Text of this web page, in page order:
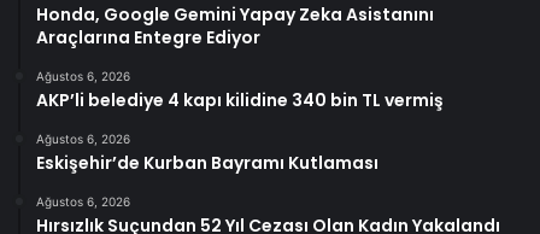
Honda, Google Gemini Yapay Zeka Asistanını
Araçlarına Entegre Ediyor
Ağustos 6, 2026
AKP’li belediye 4 kapı kilidine 340 bin TL vermiş
Ağustos 6, 2026
Eskişehir’de Kurban Bayramı Kutlaması
Ağustos 6, 2026
Hırsızlık Suçundan 52 Yıl Cezası Olan Kadın Yakalandı